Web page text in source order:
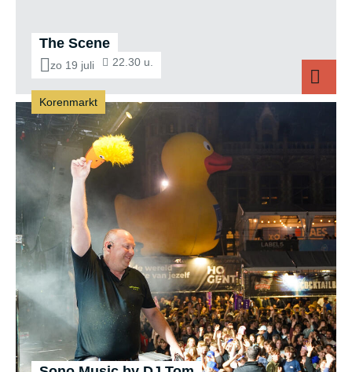
The Scene
zo 19 juli 22.30 u.
The Scene
Korenmarkt